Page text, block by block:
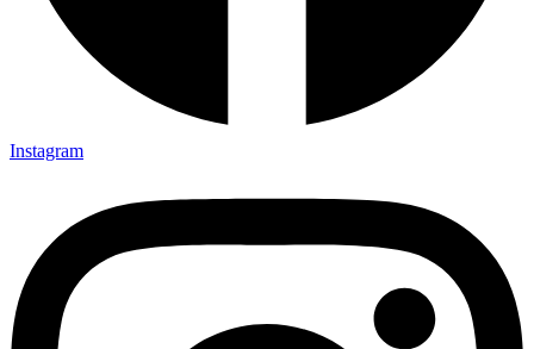
Instagram